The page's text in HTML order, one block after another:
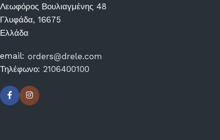
Λεωφόρος Βουλιαγμένης 48
Γλυφάδα, 16675
Ελλάδα
email:
Τηλέφωνο: 2106400100